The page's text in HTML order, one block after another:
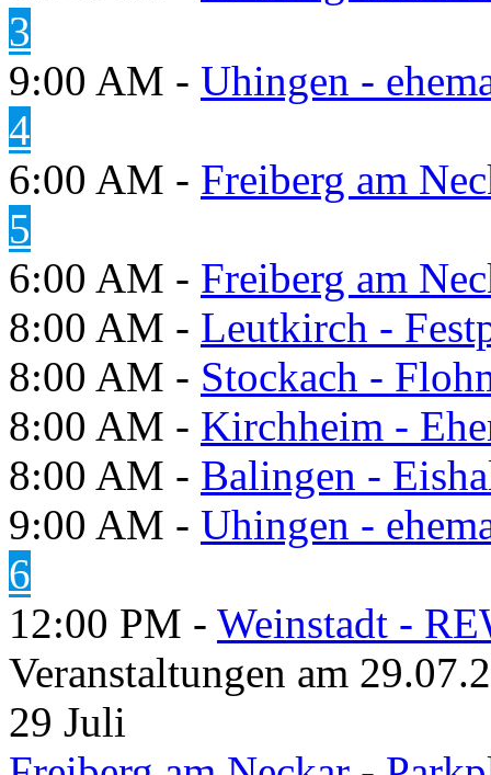
3
9:00 AM - Uhingen -
4
6:00 AM - Freiberg am
5
6:00 AM - Freiberg am
8:00 AM - Leutkirch -
8:00 AM - Stockach -
8:00 AM - Kirchheim -
8:00 AM - Balingen -
9:00 AM - Uhingen -
6
12:00 PM - Weinstadt -
Veranstaltungen am
29 Juli